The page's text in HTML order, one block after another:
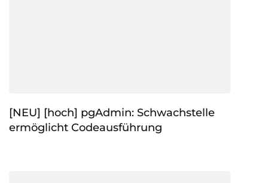
[NEU] [hoch] pgAdmin: Schwachstelle
ermöglicht Codeausführung